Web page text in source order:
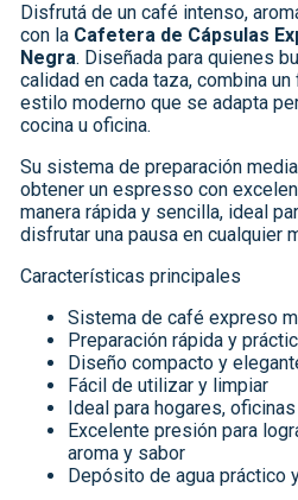
Disfrutá de un café intenso,
con la Cafetera de Cápsulas
Negra. Diseñada para quienes
calidad en cada taza, combina
estilo moderno que se adapta
cocina u oficina.
Su sistema de preparación
obtener un espresso con
manera rápida y sencilla, ideal
disfrutar una pausa en cualquier
Características principales
Sistema de café expreso
Preparación rápida y
Diseño compacto y
Fácil de utilizar y limpiar
Ideal para hogares,
Excelente presión para
aroma y sabor
Depósito de agua práctico